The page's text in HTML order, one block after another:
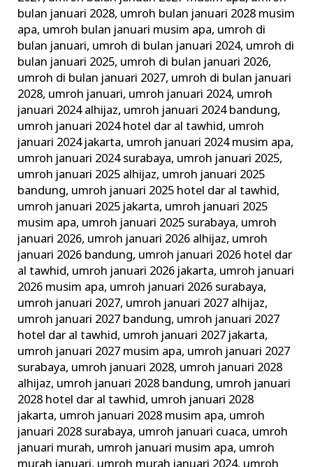
bulan januari 2028, umroh bulan januari 2028 musim
apa, umroh bulan januari musim apa, umroh di
bulan januari, umroh di bulan januari 2024, umroh di
bulan januari 2025, umroh di bulan januari 2026,
umroh di bulan januari 2027, umroh di bulan januari
2028, umroh januari, umroh januari 2024, umroh
januari 2024 alhijaz, umroh januari 2024 bandung,
umroh januari 2024 hotel dar al tawhid, umroh
januari 2024 jakarta, umroh januari 2024 musim apa,
umroh januari 2024 surabaya, umroh januari 2025,
umroh januari 2025 alhijaz, umroh januari 2025
bandung, umroh januari 2025 hotel dar al tawhid,
umroh januari 2025 jakarta, umroh januari 2025
musim apa, umroh januari 2025 surabaya, umroh
januari 2026, umroh januari 2026 alhijaz, umroh
januari 2026 bandung, umroh januari 2026 hotel dar
al tawhid, umroh januari 2026 jakarta, umroh januari
2026 musim apa, umroh januari 2026 surabaya,
umroh januari 2027, umroh januari 2027 alhijaz,
umroh januari 2027 bandung, umroh januari 2027
hotel dar al tawhid, umroh januari 2027 jakarta,
umroh januari 2027 musim apa, umroh januari 2027
surabaya, umroh januari 2028, umroh januari 2028
alhijaz, umroh januari 2028 bandung, umroh januari
2028 hotel dar al tawhid, umroh januari 2028
jakarta, umroh januari 2028 musim apa, umroh
januari 2028 surabaya, umroh januari cuaca, umroh
januari murah, umroh januari musim apa, umroh